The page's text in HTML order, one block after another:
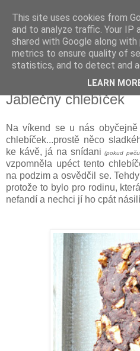
Delicious blog
Lucie
sobota 2. února 2013
Jablečný chlebíček
Na víkend se u nás
chlebíček...prostě něco
ke kávě, já na snídani(pokud
vzpomněla upéct tento
na podzim a osvědčil se.
protože to bylo pro rodinu,
nefandí a nechci jí ho cpát
This site uses cookies from
and to analyze traffic. Your IP
shared with Google along
metrics to ensure quality of
statistics, and to detect and
LEARN